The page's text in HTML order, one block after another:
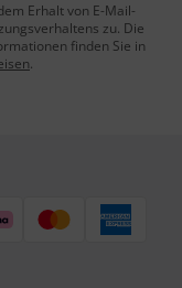
Erhalt von E-Mail-
zu. Die
finden Sie in
.